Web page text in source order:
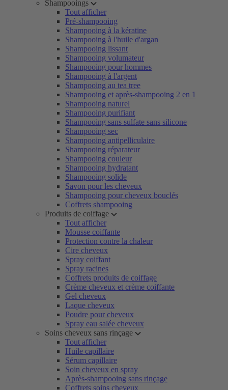
Shampooings
Tout afficher
Pré-shampooing
Shampooing à la kératine
Shampooing à l'huile d'argan
Shampooing lissant
Shampooing volumateur
Shampooing pour hommes
Shampooing à l'argent
Shampooing au tea tree
Shampooing et après-shampooing 2 en 1
Shampooing naturel
Shampooing purifiant
Shampooing sans sulfate sans silicone
Shampooing sec
Shampooing antipelliculaire
Shampooing réparateur
Shampooing couleur
Shampooing hydratant
Shampooing solide
Savon pour les cheveux
Shampooing pour cheveux bouclés
Coffrets shampooing
Produits de coiffage
Tout afficher
Mousse coiffante
Protection contre la chaleur
Cire cheveux
Spray coiffant
Spray racines
Coffrets produits de coiffage
Crème cheveux et crème coiffante
Gel cheveux
Laque cheveux
Poudre pour cheveux
Spray eau salée cheveux
Soins cheveux sans rinçage
Tout afficher
Huile capillaire
Sérum capillaire
Soin cheveux en spray
Après-shampooing sans rinçage
Coffrets soins cheveux